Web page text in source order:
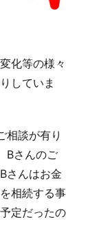
化等の様々
していま
相談が有り
Bさんのご
さんはお金
相続する事
定だったの